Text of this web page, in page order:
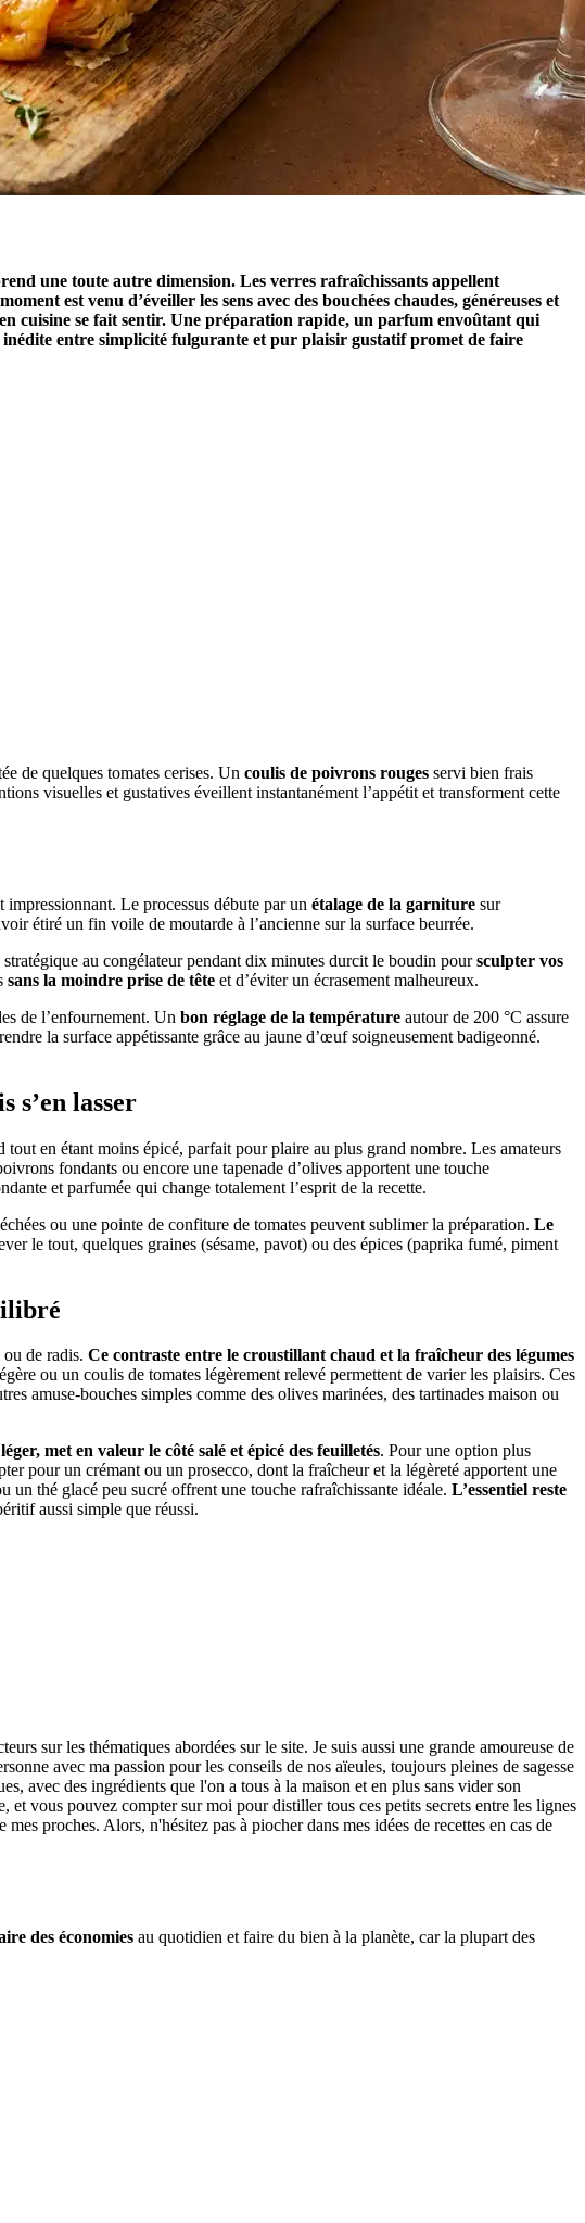
une toute autre dimension. Les verres rafraîchissants appellent
est venu d’éveiller les sens avec des bouchées chaudes, généreuses et
cuisine se fait sentir. Une préparation rapide, un parfum envoûtant qui
inédite entre simplicité fulgurante et pur plaisir gustatif promet de faire
de quelques tomates cerises. Un coulis de poivrons rouges servi bien frais
visuelles et gustatives éveillent instantanément l’appétit et transforment cette
Le processus débute par un étalage de la garniture sur
étiré un fin voile de moutarde à l’ancienne sur la surface beurrée.
au congélateur pendant dix minutes durcit le boudin poursculpter vos
sans la moindre prise de tête et d’éviter un écrasement malheureux.
de l’enfournement. Un bon réglage de la température autour de 200 °C assure
la surface appétissante grâce au jaune d’œuf soigneusement badigeonné.
s’en lasser
en étant moins épicé, parfait pour plaire au plus grand nombre. Les amateurs
fondants ou encore une tapenade d’olives apportent une touche
et parfumée qui change totalement l’esprit de la recette.
ou une pointe de confiture de tomates peuvent sublimer la préparation. Le
le tout, quelques graines (sésame, pavot) ou des épices (paprika fumé, piment
de radis. Ce contraste entre le croustillant chaud et la fraîcheur des légumes
ou un coulis de tomates légèrement relevé permettent de varier les plaisirs. Ces
amuse-bouches simples comme des olives marinées, des tartinades maison ou
met en valeur le côté salé et épicé des feuilletés. Pour une option plus
pour un crémant ou un prosecco, dont la fraîcheur et la légèreté apportent une
un thé glacé peu sucré offrent une touche rafraîchissante idéale. L’essentiel reste
aussi simple que réussi.
sur les thématiques abordées sur le site. Je suis aussi une grande amoureuse de
avec ma passion pour les conseils de nos aïeules, toujours pleines de sagesse
avec des ingrédients que l'on a tous à la maison et en plus sans vider son
vous pouvez compter sur moi pour distiller tous ces petits secrets entre les lignes
proches. Alors, n'hésitez pas à piocher dans mes idées de recettes en cas de
des économies au quotidien et faire du bien à la planète, car la plupart des